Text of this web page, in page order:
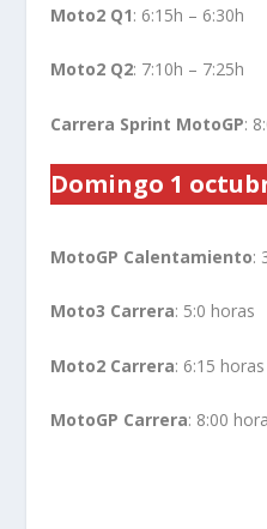
Moto2 Q1: 6:15h – 6:30h
Moto2 Q2: 7:10h – 7:25h
Carrera Sprint MotoGP:
Domingo 1
MotoGP Calentamiento:
Moto3 Carrera: 5:0 horas
Moto2 Carrera: 6:15 horas
MotoGP Carrera: 8:00